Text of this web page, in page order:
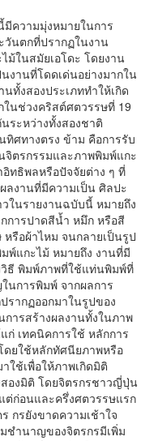
ความมุ่งหมายในการ
นตกที่ปรากฏในงาน
ในสมัยเอโดะ โดยงาน
งานที่โดดเด่นอย่างมากใน
ทั้งสองประเภททำให้เกิด
นช่วงคริสต์ศตวรรษที่ 19
ระหว่างทั้งสองชาติ
ทิศทางตรง ข้าม คือการรับ
ตรกรรมและภาพพิมพ์แกะ
ทธิพลหรือปัจจัยต่าง ๆ ที่
ลงานที่มีความเป็น ศิลปะ
ในรายงานฉบับนี้ หมายถึง
การปาดสีน้ำ หมึก หรือสี
รือผ้าไหม จนกลายเป็นรูป
พ์แกะไม้ หมายถึง งานที่มี
วิธี พิมพ์ภาพที่ใช้แท่นพิมพ์ที่
นการพิมพ์ จากผลการ
ากฏออกมาในรูปของ
ารสร้างผลงานทั้งในภาพ
ก่ เทคนิคการใช้ หลักการ
ดยใช้หลักทัศนียภาพหรือ
ช้เพื่อให้ภาพเกิดมิติ
องมิติ โดยจิตรกรชาวญี่ปุ่น
ต่ก่อนและครึ่งศตวรรษแรก
กรยังขาดความเช้าใจ
ชำนาญของจิตรกรมีเพิ่ม